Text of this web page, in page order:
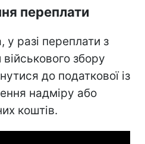
переплати
разі переплати з
збору
до податкової із
надміру або
коштів.